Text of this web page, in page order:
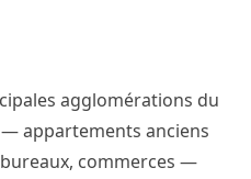
agglomérations du
appartements anciens
commerces —